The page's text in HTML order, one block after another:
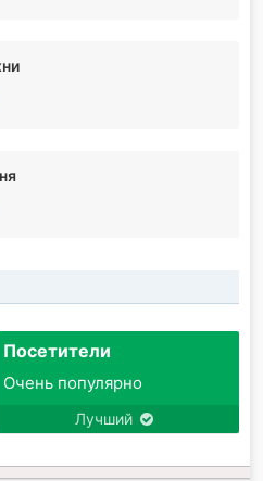
Посетители
Очень популярно
Лучший